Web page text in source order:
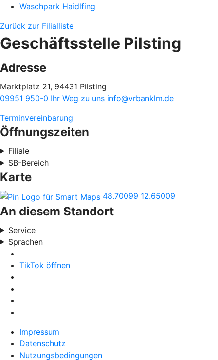
Waschpark Haidlfing
Zurück zur Filialliste
Geschäftsstelle Pilsting
Adresse
Marktplatz 21, 94431 Pilsting
09951 950-0 Ihr Weg zu uns info@vrbanklm.de
Terminvereinbarung
Öffnungszeiten
Filiale
SB-Bereich
Karte
48.70099 12.65009
An diesem Standort
Service
Sprachen
TikTok öffnen
Impressum
Datenschutz
Nutzungsbedingungen